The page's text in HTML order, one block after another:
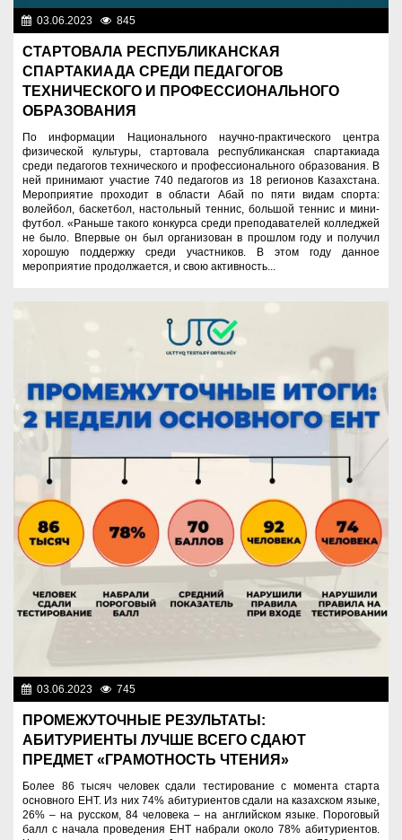
03.06.2023 845
СТАРТОВАЛА РЕСПУБЛИКАНСКАЯ
СПАРТАКИАДА СРЕДИ ПЕДАГОГОВ
ТЕХНИЧЕСКОГО И ПРОФЕССИОНАЛЬНОГО
ОБРАЗОВАНИЯ
По информации Национального научно-практического центра
физической культуры, стартовала республиканская спартакиада
среди педагогов технического и профессионального образования. В
ней принимают участие 740 педагогов из 18 регионов Казахстана.
Мероприятие проходит в области Абай по пяти видам спорта:
волейбол, баскетбол, настольный теннис, большой теннис и мини-
футбол. «Раньше такого конкурса среди преподавателей колледжей
не было. Впервые он был организован в прошлом году и получил
хорошую поддержку среди участников. В этом году данное
мероприятие продолжается, и свою активность...
03.06.2023 745
ПРОМЕЖУТОЧНЫЕ РЕЗУЛЬТАТЫ:
АБИТУРИЕНТЫ ЛУЧШЕ ВСЕГО СДАЮТ
ПРЕДМЕТ «ГРАМОТНОСТЬ ЧТЕНИЯ»
Более 86 тысяч человек сдали тестирование с момента старта
основного ЕНТ. Из них 74% абитуриентов сдали на казахском языке,
26% – на русском, 84 человека – на английском языке. Пороговый
балл с начала проведения ЕНТ набрали около 78% абитуриентов.